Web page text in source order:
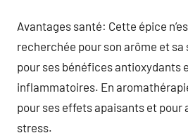
Avantages santé: Cette épice
recherchée pour son arôme et sa
pour ses bénéfices antioxydants
inflammatoires. En
pour ses effets apaisants et pour
stress.